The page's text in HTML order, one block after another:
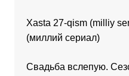
Xasta 27-qism (milliy
(миллий сериал)
Свадьба вслепую.